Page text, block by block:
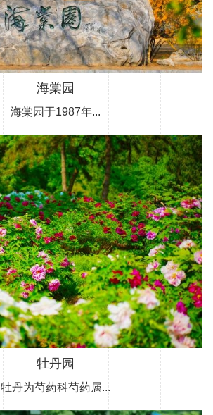
海棠园
海棠园于1987年...
牡丹园
牡丹为芍药科芍药属...